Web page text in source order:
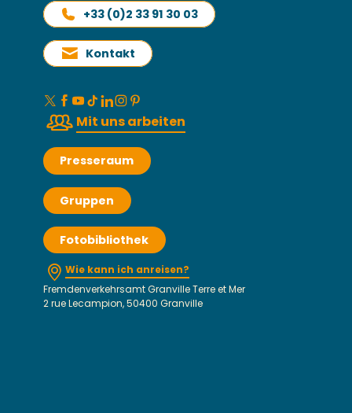
+33 (0)2 33 91 30 03
Kontakt
Mit uns arbeiten
Presseraum
Gruppen
Fotobibliothek
Wie kann ich anreisen?
Fremdenverkehrsamt Granville Terre et Mer
2 rue Lecampion, 50400 Granville